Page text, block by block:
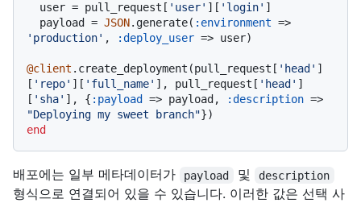
  user = pull_request[
'user' ][ 'login' ]
  payload =
JSON.generate( :environment
'production' , :deploy_user => user)
@client .create_deployment(pull_request[ 'head' ]
[ 'repo' ][ 'full_name' ], pull_request[ 'head' ]
[ 'sha' ], { :payload => payload, :description
"Deploying my sweet branch"
end
배포에는 일부 메타데이터가 payload 및 description
형식으로 연결되어 있을 수 있습니다. 이러한 값은 선택 사